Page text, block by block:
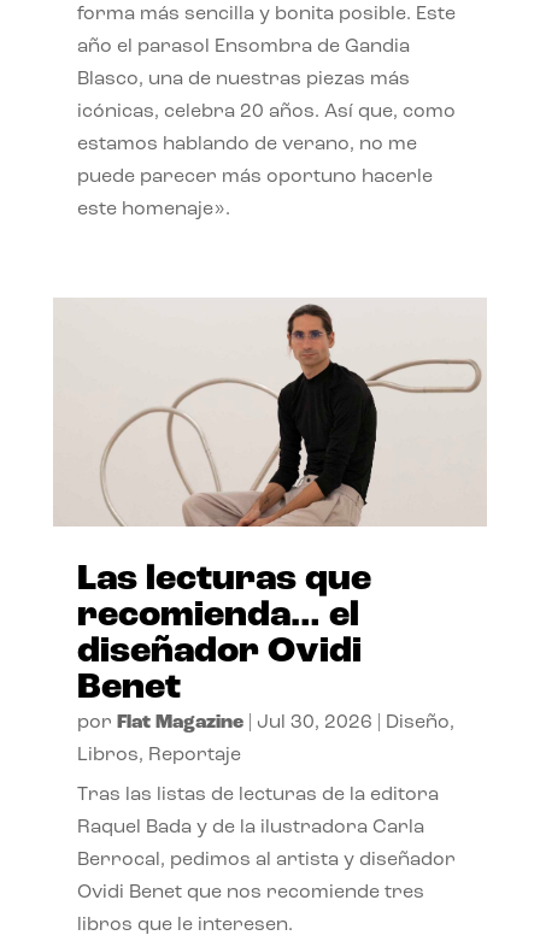
forma más sencilla y bonita posible. Este
año el parasol Ensombra de Gandia
Blasco, una de nuestras piezas más
icónicas, celebra 20 años. Así que, como
estamos hablando de verano, no me
puede parecer más oportuno hacerle
este homenaje».
Las lecturas que
recomienda… el
diseñador Ovidi
Benet
por Flat Magazine| Jul 30, 2026 Diseño,
Libros, Reportaje
Tras las listas de lecturas de la editora
Raquel Bada y de la ilustradora Carla
Berrocal, pedimos al artista y diseñador
Ovidi Benet que nos recomiende tres
libros que le interesen.